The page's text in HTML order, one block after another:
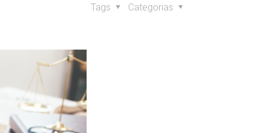
Categorias
Tags